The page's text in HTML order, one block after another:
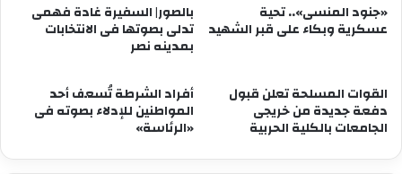
«جنود المنسى».. تحية
عسكرية وبكاء على قبر الشهيد
بالصور| السفيرة غادة فهمى
تدلى بصوتها فى الانتخابات
بمدينه نصر
القوات المسلحة تعلن قبول
دفعة جديدة من خريجى
الجامعات بالكلية الحربية
أفراد الشرطة تُسعف أحد
المواطنين للإدلاء بصوته فى
«الرئاسة»